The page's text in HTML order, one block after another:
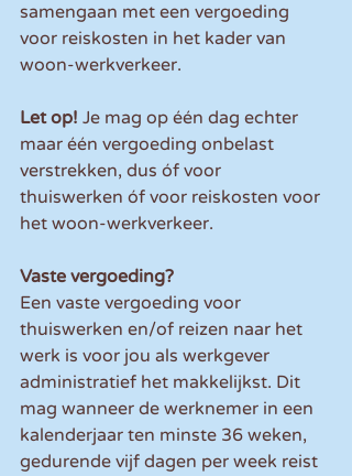
samengaan met een vergoeding
voor reiskosten in het kader van
woon-werkverkeer.
Let op! Je mag op één dag echter
maar één vergoeding onbelast
verstrekken, dus óf voor
thuiswerken óf voor reiskosten voor
het woon-werkverkeer.
Vaste vergoeding?
Een vaste vergoeding voor
thuiswerken en/of reizen naar het
werk is voor jou als werkgever
administratief het makkelijkst. Dit
mag wanneer de werknemer in een
kalenderjaar ten minste 36 weken,
gedurende vijf dagen per week reist